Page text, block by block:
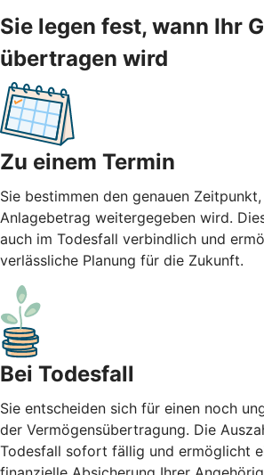
Sie legen fest, wann Ihr
übertragen wird
Zu einem Termin
Sie bestimmen den genauen
Anlagebetrag weitergegeben wird.
auch im Todesfall verbindlich und
verlässliche Planung für die Zukunft.
Bei Todesfall
Sie entscheiden sich für einen noch
der Vermögensübertragung. Die
Todesfall sofort fällig und ermöglicht